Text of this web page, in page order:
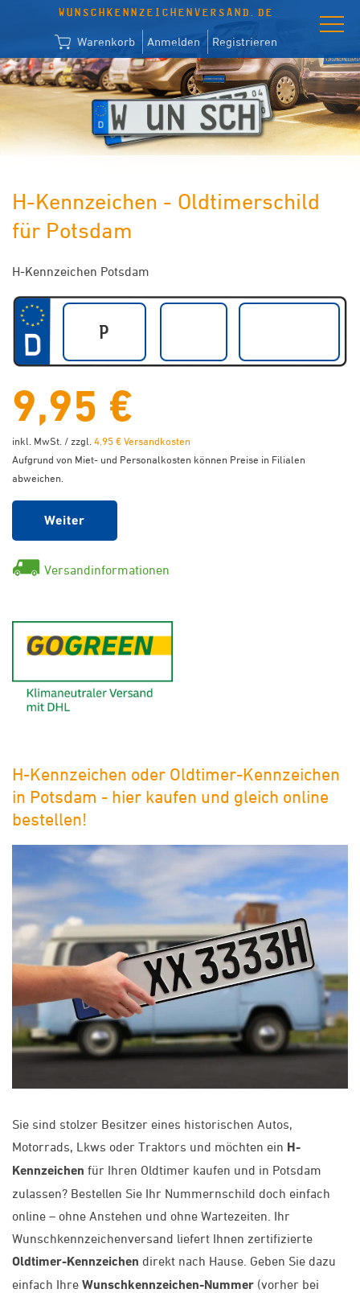
WUNSCHKENNZEICHENVERSAND.DE
Warenkorb Anmelden Registrieren
H-Kennzeichen - Oldtimerschild
für Potsdam
H-Kennzeichen Potsdam
9,95 €
inkl. MwSt. / zzgl. 4,95 € Versandkosten
Aufgrund von Miet- und Personalkosten können Preise in Filialen
abweichen.
Weiter
Versandinformationen
H-Kennzeichen oder Oldtimer-Kennzeichen
in Potsdam - hier kaufen und gleich online
bestellen!
Sie sind stolzer Besitzer eines historischen Autos,
Motorrads, Lkws oder Traktors und möchten ein H-
Kennzeichen für Ihren Oldtimer kaufen und in Potsdam
zulassen? Bestellen Sie Ihr Nummernschild doch einfach
online – ohne Anstehen und ohne Wartezeiten. Ihr
Wunschkennzeichenversand liefert Ihnen zertifizierte
Oldtimer-Kennzeichen direkt nach Hause. Geben Sie dazu
einfach Ihre Wunschkennzeichen-Nummer (vorher bei